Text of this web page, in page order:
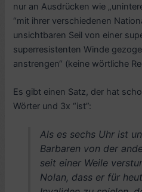
nur an Ausdrücken wie
“mit ihrer verschiedenen
unsichtbaren Seil von einer
superresistenten Winde
anstrengen“ (keine wörtliche
Es gibt einen Satz, der hat
Wörter und 3x “ist”:
Als es sechs Uhr ist
Barbaren von der
seit einer Weile
Nolan, dass er für